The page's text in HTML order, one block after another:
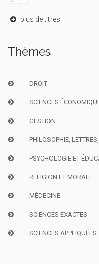
plus de titres
Thèmes
DROIT
SCIENCES
GESTION
PHILOSOPHIE,
PSYCHOLOGIE ET
RELIGION ET MORALE
MÉDECINE
SCIENCES EXACTES
SCIENCES APPLIQUÉES